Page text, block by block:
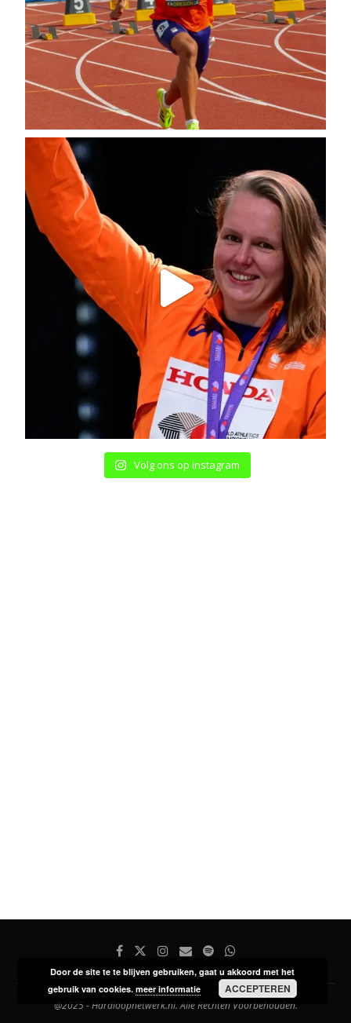
Volg ons op instagram
@2025 - Hardloopnetwerk.nl. Alle Rechten Voorbehouden.
Door de site te te blijven gebruiken, gaat u akkoord met het
gebruik van cookies.meer informatie ACCEPTEREN